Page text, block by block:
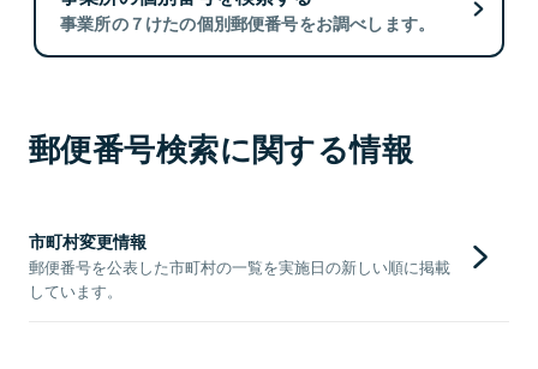
事業所の７けたの個別郵便番号をお調べします。
郵便番号検索に関する情報
市町村変更情報
郵便番号を公表した市町村の一覧を実施日の新しい順に掲載
しています。